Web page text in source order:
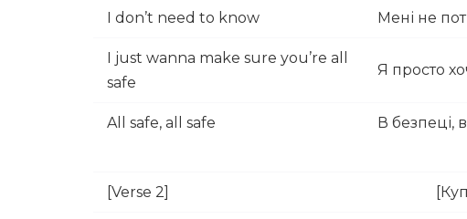
I don’t need to know Мені не
I just wanna make sure you’re all
safe
Я просто
All safe, all safe В безпеці,
[Verse 2]